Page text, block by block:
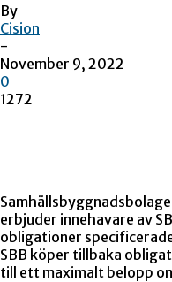
By
Cision
-
November 9, 2022
0
1272
erbjuder innehavare av
obligationer
SBB köper tillbaka
till ett maximalt belopp